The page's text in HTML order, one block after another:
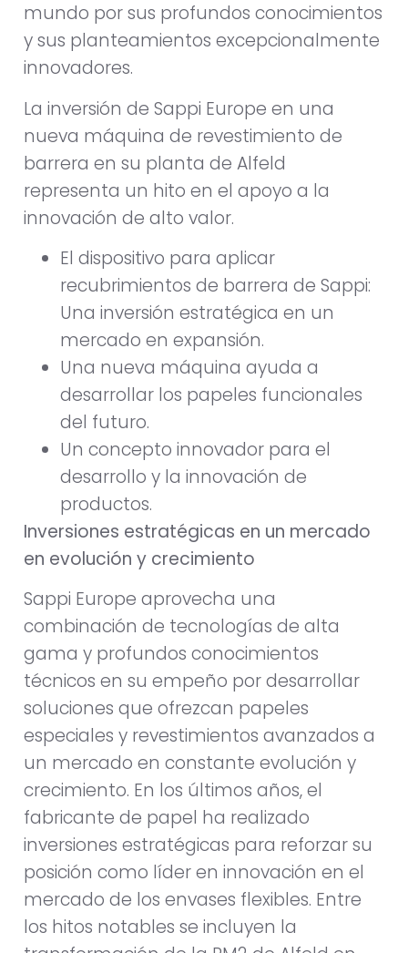
mundo por sus profundos conocimientos
y sus planteamientos excepcionalmente
innovadores.
La inversión de Sappi Europe en una
nueva máquina de revestimiento de
barrera en su planta de Alfeld
representa un hito en el apoyo a la
innovación de alto valor.
El dispositivo para aplicar
recubrimientos de barrera de Sappi:
Una inversión estratégica en un
mercado en expansión.
Una nueva máquina ayuda a
desarrollar los papeles funcionales
del futuro.
Un concepto innovador para el
desarrollo y la innovación de
productos.
Inversiones estratégicas en un mercado
en evolución y crecimiento
Sappi Europe aprovecha una
combinación de tecnologías de alta
gama y profundos conocimientos
técnicos en su empeño por desarrollar
soluciones que ofrezcan papeles
especiales y revestimientos avanzados a
un mercado en constante evolución y
crecimiento. En los últimos años, el
fabricante de papel ha realizado
inversiones estratégicas para reforzar su
posición como líder en innovación en el
mercado de los envases flexibles. Entre
los hitos notables se incluyen la